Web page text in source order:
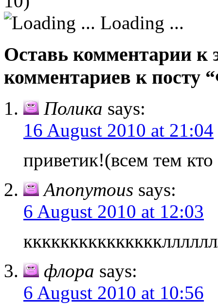
Loading ...
Оставь комментарии к
комментариев к посту
Полика says:
16 August 2010 at 21:04
приветик!(всем тем
Anonymous says:
6 August 2010 at 12:03
флора says:
6 August 2010 at 10:56